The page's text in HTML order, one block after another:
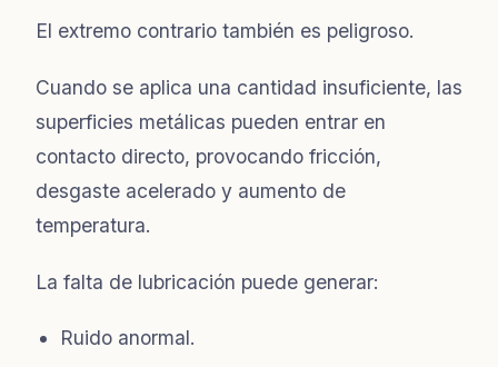
El extremo contrario también es peligroso.
Cuando se aplica una cantidad insuficiente, las
superficies metálicas pueden entrar en
contacto directo, provocando fricción,
desgaste acelerado y aumento de
temperatura.
La falta de lubricación puede generar:
Ruido anormal.